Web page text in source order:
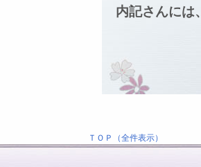
内記さんには
奥
ＴＯＰ（全件表示）